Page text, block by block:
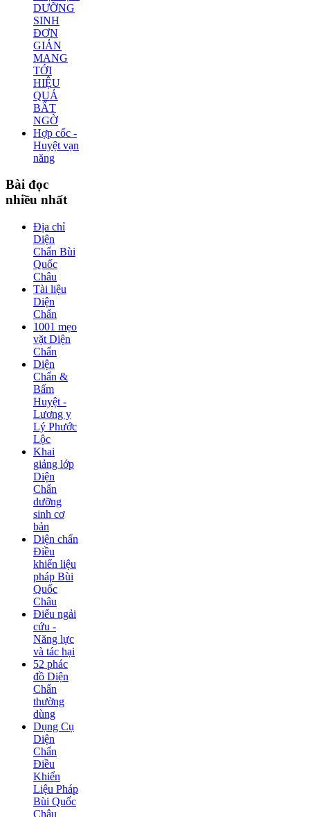
DƯỠNG
SINH
ĐƠN
GIẢN
MANG
TỚI
HIỆU
QUẢ
BẤT
NGỜ
Hợp cốc -
Huyệt vạn
năng
Bài đọc
nhiều nhất
Địa chỉ
Diện
Chẩn Bùi
Quốc
Châu
Tài liệu
Diện
Chẩn
1001 mẹo
vặt Diện
Chẩn
Diện
Chẩn &
Bấm
Huyệt -
Lương y
Lý Phước
Lộc
Khai
giảng lớp
Diện
Chẩn
dưỡng
sinh cơ
bản
Diện chẩn
Điều
khiển liệu
pháp Bùi
Quốc
Châu
Điếu ngải
cứu -
Năng lực
và tác hại
52 phác
đồ Diện
Chẩn
thường
dùng
Dụng Cụ
Diện
Chẩn
Điều
Khiển
Liệu Pháp
Bùi Quốc
Châu